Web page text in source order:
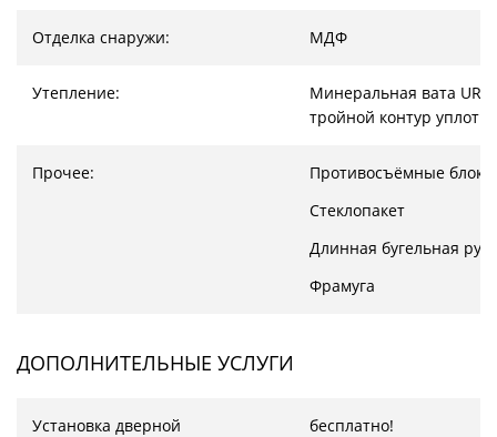
Отделка снаружи: МДФ
Утепление:
Минеральная вата
тройной контур
Прочее:
Противосъёмные
Стеклопакет
Длинная бугельная
Фрамуга
ДОПОЛНИТЕЛЬНЫЕ УСЛУГИ
Установка дверной
бесплатно!